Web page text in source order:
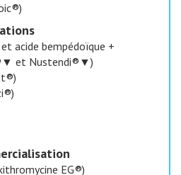
acide bempédoïque +
et Nustendi®▼)
EG®)